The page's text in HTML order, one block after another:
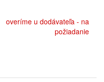
overíme u dodávateľa - na
požiadanie